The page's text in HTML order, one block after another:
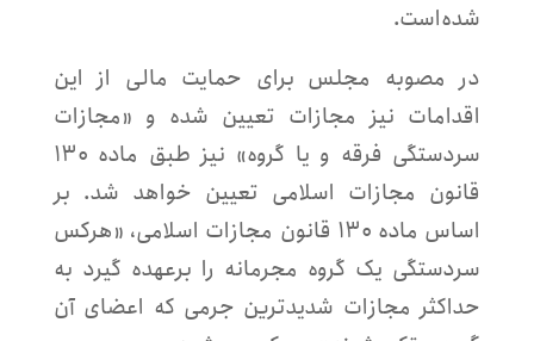
شده‌است.
در مصوبه مجلس برای حمایت مالی از این
اقدامات نیز مجازات تعیین شده و «مجازات
سردستگی فرقه و یا گروه» نیز طبق ماده ۱۳۰
قانون مجازات اسلامی تعیین خواهد شد. بر
اساس ماده ۱۳۰ قانون مجازات اسلامی، «هرکس
سردستگی یک گروه مجرمانه را برعهده گیرد به
حداکثر مجازات شدیدترین جرمی که اعضای آن